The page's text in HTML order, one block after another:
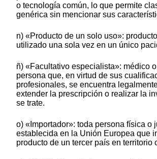
o tecnología común, lo que permite
genérica sin mencionar sus
n) «Producto de un solo uso»:
utilizado una sola vez en un único
ñ) «Facultativo especialista»: médico
persona que, en virtud de sus
profesionales, se encuentra
extender la prescripción o realizar la
se trate.
o) «Importador»: toda persona física o
establecida en la Unión Europea que
producto de un tercer país en territorio